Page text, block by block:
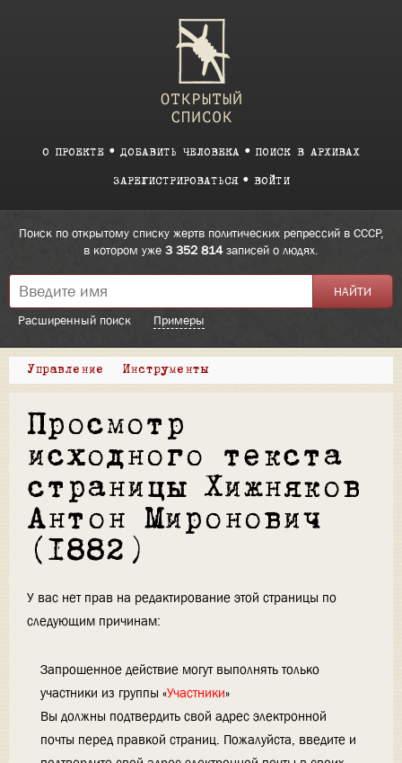
О ПРОЕКТЕ ДОБАВИТЬ ЧЕЛОВЕКА ПОИСК В АРХИВАХ
ЗАРЕГИСТРИРОВАТЬСЯ ВОЙТИ
Поиск по открытому списку жертв политических репрессий в СССР,
в котором уже 3 352 814записей о людях.
Расширенный поиск Примеры
Управление Инструменты
Просмотр
исходного текста
страницы Хижняков
Антон Миронович
(1882)
У вас нет прав на редактирование этой страницы по
следующим причинам:
Запрошенное действие могут выполнять только
участники из группы «Участники»
Вы должны подтвердить свой адрес электронной
почты перед правкой страниц. Пожалуйста, введите и